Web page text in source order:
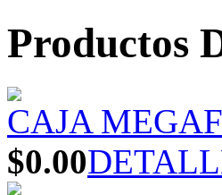
Productos
CAJA
$0.00